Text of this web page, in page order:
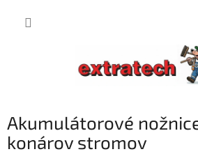
Akumulátorové
konárov stromov